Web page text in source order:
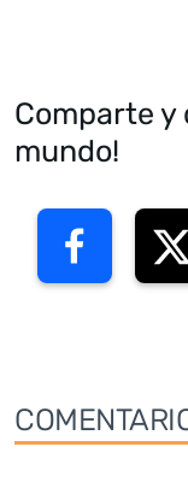
Comparte y
mundo!